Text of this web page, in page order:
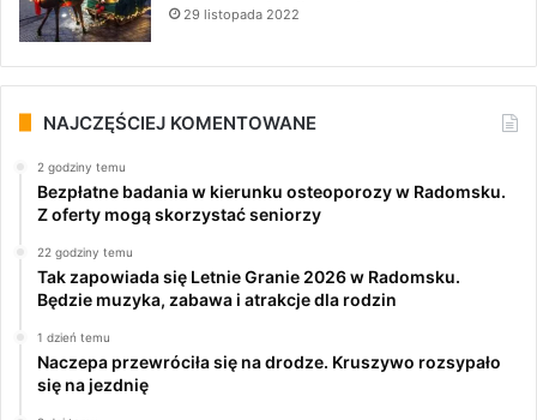
29 listopada 2022
NAJCZĘŚCIEJ KOMENTOWANE
2 godziny temu
Bezpłatne badania w kierunku osteoporozy w Radomsku.
Z oferty mogą skorzystać seniorzy
22 godziny temu
Tak zapowiada się Letnie Granie 2026 w Radomsku.
Będzie muzyka, zabawa i atrakcje dla rodzin
1 dzień temu
Naczepa przewróciła się na drodze. Kruszywo rozsypało
się na jezdnię